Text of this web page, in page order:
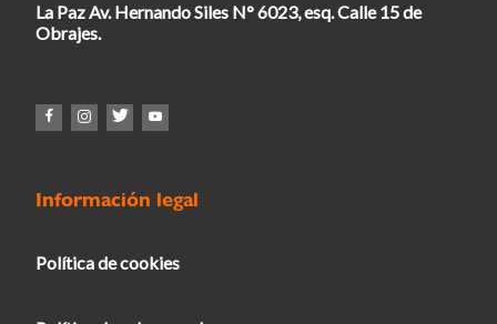
La Paz Av. Hernando Siles N° 6023, esq. Calle 15 de
Obrajes.
Información legal
Política de cookies